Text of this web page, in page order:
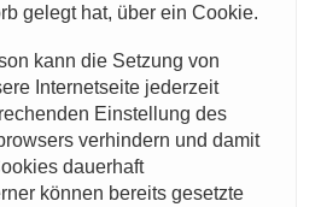
gelegt hat, über ein Cookie.
kann die Setzung von
Internetseite jederzeit
Einstellung des
verhindern und damit
dauerhaft
können bereits gesetzte